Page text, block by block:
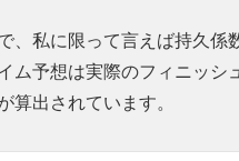
、私に限って言えば持久係
ム予想は実際のフィニッシ
算出されています。